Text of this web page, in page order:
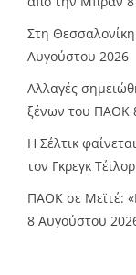
Στη
Αυγούστου 2026
Αλλαγές
ξένων του ΠΑΟΚ
Η Σέλτικ
τον Γκρεγκ
ΠΑΟΚ σε Μεϊτέ:
8 Αυγούστου